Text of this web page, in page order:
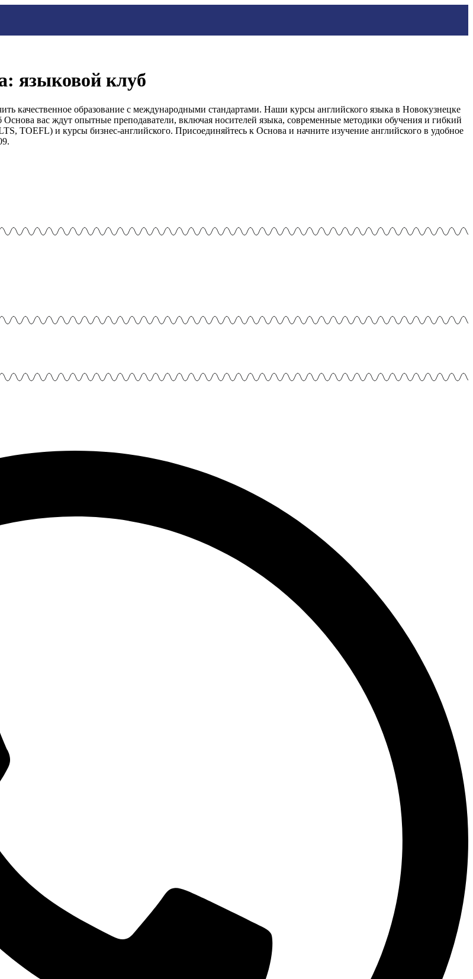
языковой клуб
качественное образование с международными стандартами. Наши курсы английского языка в Новокузнецке
вас ждут опытные преподаватели, включая носителей языка, современные методики обучения и гибкий
TOEFL) и курсы бизнес-английского. Присоединяйтесь к Основа и начните изучение английского в удобное